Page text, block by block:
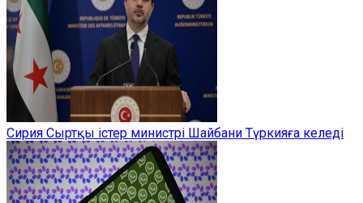
Сирия Сыртқы істер министрі Шайбани Түркияға келеді